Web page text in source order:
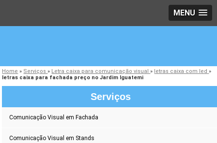
MENU
Home » Serviços» Letra caixa para comunicação visual» letras caixa com led»
letras caixa para fachada preço no Jardim Iguatemi
Serviços
Comunicação Visual em Fachada
Comunicação Visual em Stands